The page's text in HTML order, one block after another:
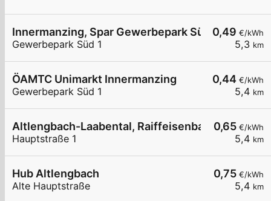
0,49 €/kWh
5,3 km
Innermanzing, Spar Gewerbepark Süd
Gewerbepark Süd 1
0,44 €/kWh
5,4 km
ÖAMTC Unimarkt Innermanzing
Gewerbepark Süd 1
0,65 €/kWh
5,4 km
Altlengbach-Laabental, Raiffeisenbank
Hauptstraße 1
0,75 €/kWh
5,4 km
Hub Altlengbach
Alte Hauptstraße